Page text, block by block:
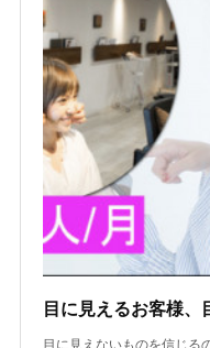
目に見えるお客様
目に見えないものを信じる